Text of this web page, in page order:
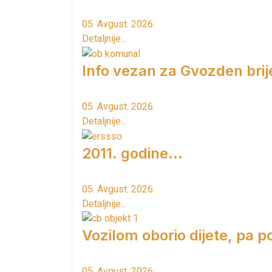
05. Avgust. 2026.
Detaljnije...
Info vezan za Gvozden
05. Avgust. 2026.
Detaljnije...
2011. godine...
05. Avgust. 2026.
Detaljnije...
Vozilom oborio dijete, pa